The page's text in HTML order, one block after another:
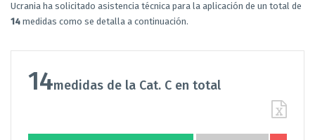
Ucrania ha solicitado asistencia técnica para la aplicación de un total de
14 medidas como se detalla a continuación.
14medidas de la Cat. C en total